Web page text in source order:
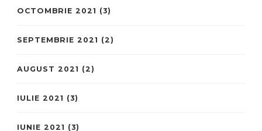
OCTOMBRIE 2021 (3)
SEPTEMBRIE 2021 (2)
AUGUST 2021 (2)
IULIE 2021 (3)
IUNIE 2021 (3)